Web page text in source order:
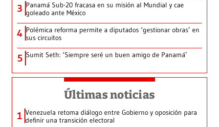
3 Panamá Sub-20 fracasa en su misión al Mundial y cae
goleado ante México
4 Polémica reforma permite a diputados ‘gestionar obras’ en
sus circuitos
5 Sumit Seth: ‘Siempre seré un buen amigo de Panamá’
Últimas noticias
1 Venezuela retoma diálogo entre Gobierno y oposición para
definir una transición electoral